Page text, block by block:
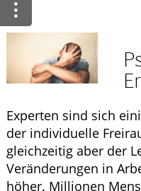
Krankheiten & Therapie
HOMÖOPATHIE
GESUND IM ALTER
Experten sind sich
der individuelle
gleichzeitig aber der
Veränderungen in
höher. Millionen